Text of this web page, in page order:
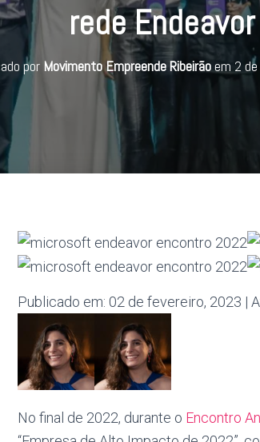
rede Endeavor
por Movimento Empreende Ribeirãoem 2
Publicado em: 02 de fevereiro, 2023 |
No final de 2022, durante o Encontro